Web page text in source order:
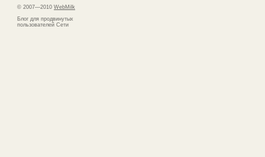
© 2007—2010 WebMilk
Блог для продвинутых
пользователей Сети